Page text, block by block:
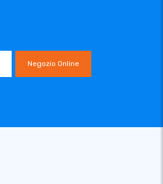
Negozio Online